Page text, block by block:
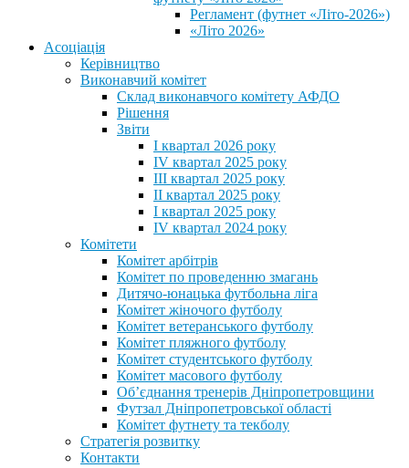
Регламент (футнет «Літо-2026»)
«Літо 2026»
Асоціація
Керівництво
Виконавчий комітет
Склад виконавчого комітету АФДО
Рішення
Звіти
I квартал 2026 року
IV квартал 2025 року
III квартал 2025 року
II квартал 2025 року
I квартал 2025 року
IV квартал 2024 року
Комітети
Комітет арбітрів
Комітет по проведенню змагань
Дитячо-юнацька футбольна ліга
Комітет жіночого футболу
Комітет ветеранського футболу
Комітет пляжного футболу
Комітет студентського футболу
Комітет масового футболу
Обʼєднання тренерів Дніпропетровщини
Футзал Дніпропетровської області
Комітет футнету та текболу
Стратегія розвитку
Контакти